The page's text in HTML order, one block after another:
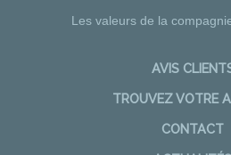
Les valeurs de la
AVIS
TROUVEZ VOTRE
CONTACT